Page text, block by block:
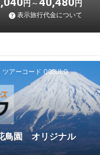
円 円
表示旅行代金について
ツアーコード Q02ULO
鳥園 オリジナル